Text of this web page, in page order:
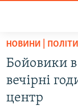
Перейти
основного
матеріалу
Перейти
до
СТАТТІ
НОВИНИ |
Бойовики
вечірні
центр